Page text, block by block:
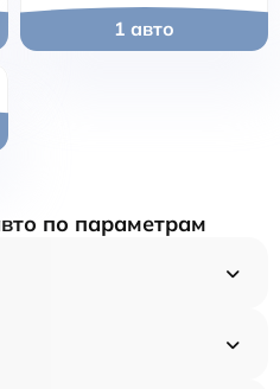
1 авто
по параметрам